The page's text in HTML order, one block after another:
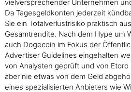
vielversprechender Unternehmen
Da Tagesgeldkonten jederzeit
Sie ein Totalverlustrisiko praktisch
Gesamtrendite. Nach dem Hype um
auch Dogecoin im Fokus der
Advertiser Guidelines eingehalten
von Analysten geprüft und von
aber nie etwas von dem Geld
eines spezialisierten Anbieters wie